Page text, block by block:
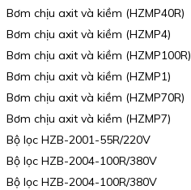
Bơm chịu axit và kiềm (HZMP40R)
Bơm chịu axit và kiềm (HZMP4)
Bơm chịu axit và kiềm (HZMP100R)
Bơm chịu axit và kiềm (HZMP1)
Bơm chịu axit và kiềm (HZMP70R)
Bơm chịu axit và kiềm (HZMP7)
Bộ lọc HZB-2001-55R/220V
Bộ lọc HZB-2004-100R/380V
Bộ lọc HZB-2004-100R/380V